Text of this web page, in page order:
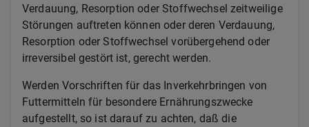
Verdauung, Resorption oder Stoffwechsel zeitweilige
Störungen auftreten können oder deren Verdauung,
Resorption oder Stoffwechsel vorübergehend oder
irreversibel gestört ist, gerecht werden.
Werden Vorschriften für das Inverkehrbringen von
Futtermitteln für besondere Ernährungszwecke
aufgestellt, so ist darauf zu achten, daß die